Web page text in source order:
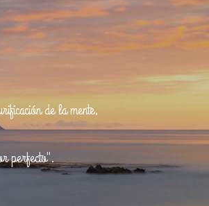
de la mente,
perfecto".